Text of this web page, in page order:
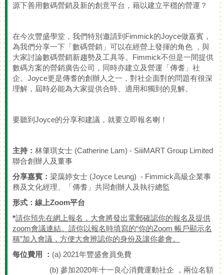
源下善用數碼營銷及新的創意平台，藉以建立平穩的營運？
在今次豐盛學堂，我們特別邀請到Fimmick的Joyce做嘉賓，
為我們分享一下「數碼營銷」可以在經營上發揮的角色 ，與
大家討論數碼營銷新趨勢及工具等。Fimmick不但是一間提供
數碼方案的營銷廣告公司，同時亦建立及營運「傳耆」社
企。Joyce更是傳耆的創辦人之一，對社企面對的問題有很深
理解，屆時必能為大家提供合時、適用和獨到的見解。
要聽到Joyce的分享和建議，就要立即報名喇！
主持： 林肇琪女士 (Catherine Lam) - SiiiMART Group Limited
聯合創辦人及董事
分享嘉賓： 梁藹婷女士 (Joyce Leung) - Fimmick高級企業事
務及文化經理、「傳耆」共同創辦人及執行總監
形式：線上Zoom平台
*請你預先在網上報名， 大會將發出電郵確認你的報名 及提供
zoom會議連結。 請你以報名時填寫的“你的Zoom 帳戶顯示名
稱”加入會議， 方便大會辨認你的身份及讓你參會。
每位費用
： (a) 2021年豐盛會員免費
(b) 參加2020年十一良心消費運動社企 ，兩位名額